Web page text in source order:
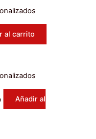
al carrito
Añadir al